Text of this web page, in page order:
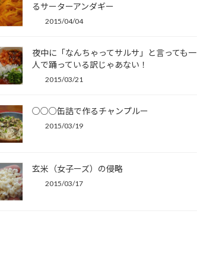
るサーターアンダギー
2015/04/04
夜中に「なんちゃってサルサ」と言っても一
人で踊っている訳じゃあない！
2015/03/21
○○○缶詰で作るチャンプルー
2015/03/19
玄米（女子ーズ）の侵略
2015/03/17